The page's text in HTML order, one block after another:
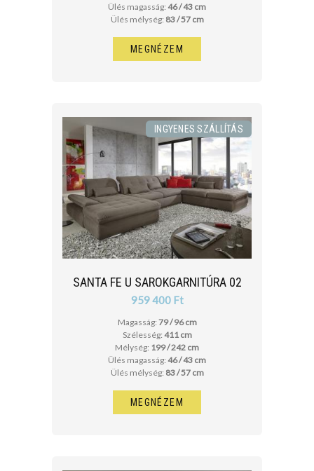
Ülés magasság: 46 / 43 cm
Ülés mélység: 83 / 57 cm
MEGNÉZEM
SANTA FE U SAROKGARNITÚRA 02
959 400 Ft
INGYENES SZÁLLÍTÁS
Magasság: 79 / 96 cm
Szélesség: 411 cm
Mélység: 199 / 242 cm
Ülés magasság: 46 / 43 cm
Ülés mélység: 83 / 57 cm
MEGNÉZEM